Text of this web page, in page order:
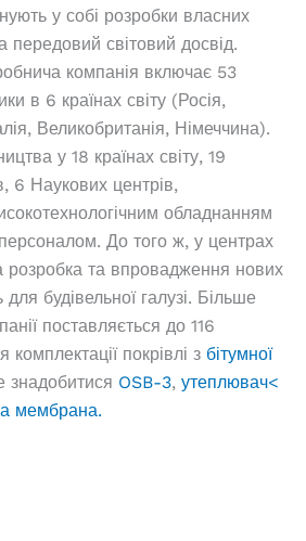
у собі розробки власних
передовий світовий досвід.
компанія включає 53
в 6 країнах світу (Росія,
Великобританія, Німеччина).
у 18 країнах світу, 19
6 Наукових центрів,
обладнанням
До того ж, у центрах
розробка та впровадження нових
будівельної галузі. Більше
поставляється до 116
покрівлі з бітумної
OSB-3, утеплювач<
мембрана.